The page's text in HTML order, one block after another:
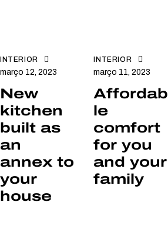
INTERIOR
março 12, 2023
New
kitchen
built as
an
annex to
your
house
INTERIOR
março 11, 2023
Affordab
le
comfort
for you
and your
family